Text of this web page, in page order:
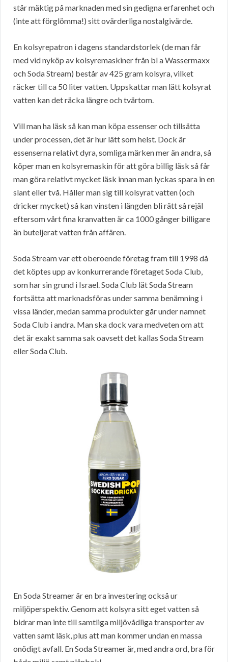
står mäktig på marknaden med sin gedigna erfarenhet och
(inte att förglömma!) sitt ovärderliga nostalgivärde.
En kolsyrepatron i dagens standardstorlek (de man får
med vid nyköp av kolsyremaskiner från bl a Wassermaxx
och Soda Stream) består av 425 gram kolsyra, vilket
räcker till ca 50 liter vatten. Uppskattar man lätt kolsyrat
vatten kan det räcka längre och tvärtom.
Vill man ha läsk så kan man köpa essenser och tillsätta
under processen, det är hur lätt som helst. Dock är
essenserna relativt dyra, somliga märken mer än andra, så
köper man en kolsyremaskin för att göra billig läsk så får
man göra relativt mycket läsk innan man lyckas spara in en
slant eller två. Håller man sig till kolsyrat vatten (och
dricker mycket) så kan vinsten i längden bli rätt så rejäl
eftersom vårt fina kranvatten är ca 1000 gånger billigare
än buteljerat vatten från affären.
Soda Stream var ett oberoende företag fram till 1998 då
det köptes upp av konkurrerande företaget Soda Club,
som har sin grund i Israel. Soda Club lät Soda Stream
fortsätta att marknadsföras under samma benämning i
vissa länder, medan samma produkter går under namnet
Soda Club i andra. Man ska dock vara medveten om att
det är exakt samma sak oavsett det kallas Soda Stream
eller Soda Club.
En Soda Streamer är en bra investering också ur
miljöperspektiv. Genom att kolsyra sitt eget vatten så
bidrar man inte till samtliga miljövådliga transporter av
vatten samt läsk, plus att man kommer undan en massa
onödigt avfall. En Soda Streamer är, med andra ord, bra för